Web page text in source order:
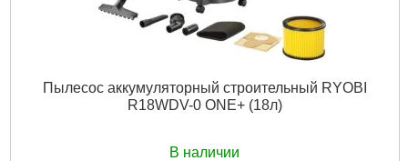
Пылесос аккумуляторный строительный RYOBI
R18WDV-0 ONE+ (18л)
В наличии